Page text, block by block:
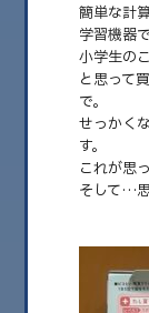
簡単な計
学習機器で
小学生の
と思って
で。
せっかく
す。
これが思
そして…